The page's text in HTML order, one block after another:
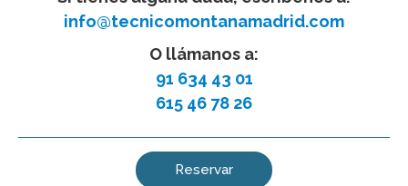
info@tecnicomontanamadrid.com
O llámanos a:
91 634 43 01
615 46 78 26
Reservar